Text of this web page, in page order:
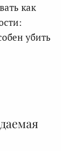
как
убить